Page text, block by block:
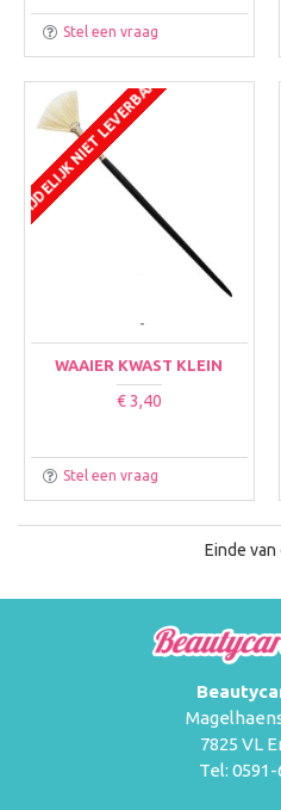
Stel een vraag
TIJDELIJK NIET LEVERBAAR
-
WAAIER KWAST KLEIN
€ 3,40
Stel een vraag
Einde
7825 VL
Tel: 0591-